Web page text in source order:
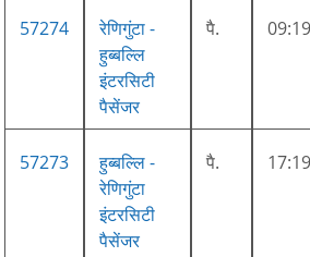
57274
रेणिगुंटा -
हुब्बल्लि
इंटरसिटी
पैसेंजर
पै. 09:19
57273
हुब्बल्लि -
रेणिगुंटा
इंटरसिटी
पैसेंजर
पै. 17:19